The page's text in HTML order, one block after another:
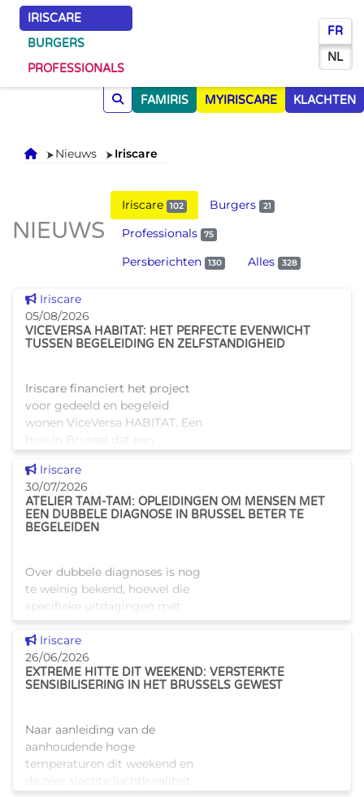
IRISCARE
BURGERS
PROFESSIONALS
FR
NL
FAMIRIS MYIRISCARE KLACHTEN
Onthaal
Nieuws Iriscare
NIEUWS
Iriscare 102 Burgers 21
Professionals 75
Persberichten 130 Alles 328
Dit nieuws tonen
Iriscare
05/08/2026
VICEVERSA HABITAT: HET PERFECTE EVENWICHT
TUSSEN BEGELEIDING EN ZELFSTANDIGHEID
Iriscare financiert het project
voor gedeeld en begeleid
wonen ViceVersa HABITAT. Een
huis in Brussel dat een
alternatief biedt voor de
traditionele
huisvestingsstructuren v
Dit nieuws tonen
Iriscare
30/07/2026
ATELIER TAM-TAM: OPLEIDINGEN OM MENSEN MET
EEN DUBBELE DIAGNOSE IN BRUSSEL BETER TE
BEGELEIDEN
Over dubbele diagnoses is nog
te weinig bekend, hoewel die
specifieke uitdagingen met
zich meebrengen voor zowel
professionals als naasten. In
Brussel biedt Atelier Tam-Tam
een concrete oplossing in
Dit nieuws tonen
Iriscare
26/06/2026
EXTREME HITTE DIT WEEKEND: VERSTERKTE
SENSIBILISERING IN HET BRUSSELS GEWEST
Naar aanleiding van de
aanhoudende hoge
temperaturen dit weekend en
de zeer slechte luchtkwaliteit